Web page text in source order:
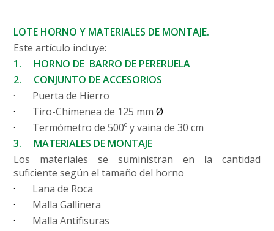
LOTE HORNO Y MATERIALES DE MONTAJE.
Este artículo incluye:
1.
HORNO DE BARRO DE PERERUELA
2.
CONJUNTO DE ACCESORIOS
·
Puerta de Hierro
·
Tiro-Chimenea de 125 mm Ø
·
Termómetro de 500º y vaina de 30 cm
3.
MATERIALES DE MONTAJE
Los materiales se suministran en la cantidad
suficiente según el tamaño del horno
·
Lana de Roca
·
Malla Gallinera
·
Malla Antifisuras